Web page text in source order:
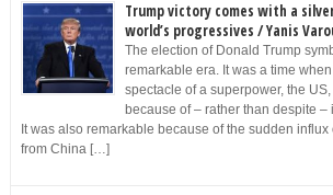
Trump victory comes with a
world’s progressives / Yanis
The election of Donald Trump
remarkable era. It was a time
spectacle of a superpower, the
because of – rather than despite
It was also remarkable because of the sudden
from China […]